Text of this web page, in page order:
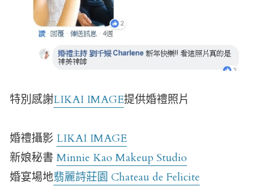
特別感謝LIKAI IMAGE提供婚禮照片
婚禮攝影 LIKAI IMAGE
新娘秘書 Minnie Kao Makeup Studio
婚宴場地翡麗詩莊園 Chateau de Felicite